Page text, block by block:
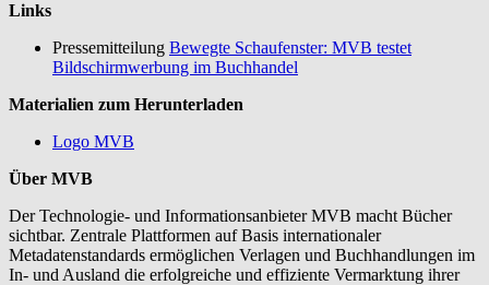
Links
Pressemitteilung Bewegte Schaufenster: MVB testet
Bildschirmwerbung im Buchhandel
Materialien zum Herunterladen
Logo MVB
Über MVB
Der Technologie- und Informationsanbieter MVB macht Bücher
sichtbar. Zentrale Plattformen auf Basis internationaler
Metadatenstandards ermöglichen Verlagen und Buchhandlungen im
In- und Ausland die erfolgreiche und effiziente Vermarktung ihrer